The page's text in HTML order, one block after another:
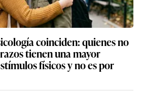
coinciden: quienes no
tienen una mayor
físicos y no es por